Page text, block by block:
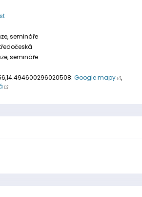
semináře
semináře
Google mapy
,